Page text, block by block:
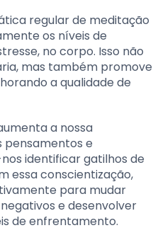
regular de meditação
os níveis de
no corpo. Isso não
mas também promove
a qualidade de
a nossa
pensamentos e
identificar gatilhos de
essa conscientização,
para mudar
e desenvolver
de enfrentamento.